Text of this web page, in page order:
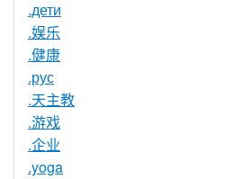
.дети
.娱乐
.健康
.рус
.天主教
.游戏
.企业
.yoga